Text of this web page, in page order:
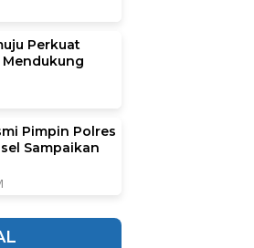
Perkuat
Pimpin Polres
Sampaikan